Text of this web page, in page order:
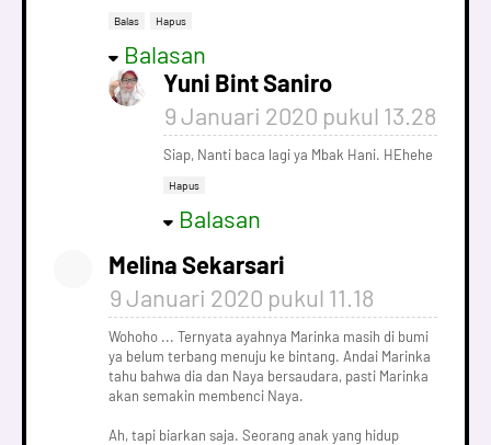
Balas Hapus
Balasan
Yuni Bint Saniro
9 Januari 2020 pukul 13.28
Siap, Nanti baca lagi ya Mbak Hani. HEhehe
Hapus
Balasan
Melina Sekarsari
9 Januari 2020 pukul 11.18
Wohoho ... Ternyata ayahnya Marinka masih di bumi
ya belum terbang menuju ke bintang. Andai Marinka
tahu bahwa dia dan Naya bersaudara, pasti Marinka
akan semakin membenci Naya.
Ah, tapi biarkan saja. Seorang anak yang hidup